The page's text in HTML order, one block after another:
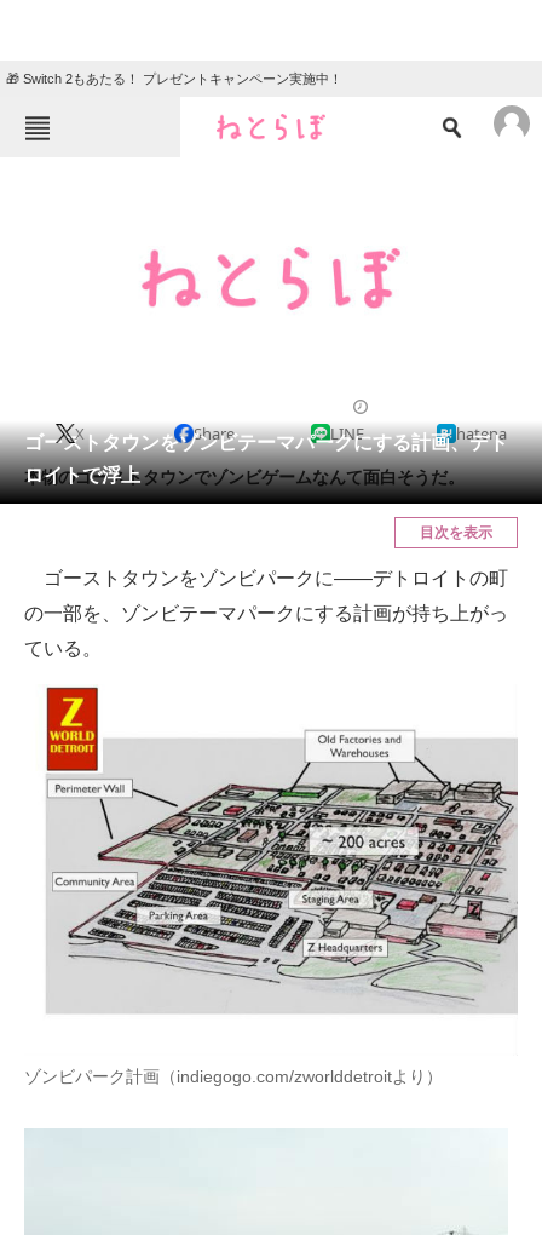
🎁 Switch 2もあたる！ プレゼントキャンペーン実施中！
クイズ
地域
会員記事
メディア
ITの今と未来を見通す
スマホと通信の最新トレンド
進化するPCとデバイスの未来
好きが集まる 比べて選べる
ビジネスと働き方のヒント
AI活用のいまが分かる
企業ITのトレンドを詳説
経営リーダーのコミュニティ
マーケ×ITの今がよく分かる
ゴーストタウンをゾンビテーマパークにする計画、デト
ロイトで浮上
X Share LINE hatena
本物のゴーストタウンでゾンビゲームなんて面白そうだ。
目次を表示
ゴーストタウンをゾンビパークに――デトロイトの町
の一部を、ゾンビテーマパークにする計画が持ち上がっ
ている。
ゾンビパーク計画（indiegogo.com/zworlddetroitより）